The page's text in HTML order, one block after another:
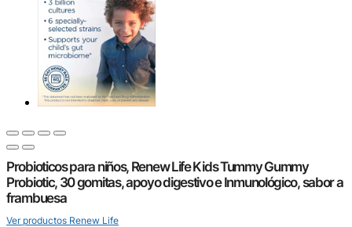
Probioticos para niños, Renew Life Kids Tummy Gummy
Probiotic, 30 gomitas, apoyo digestivo e Inmunológico, sabor a
frambuesa
Ver productos Renew Life